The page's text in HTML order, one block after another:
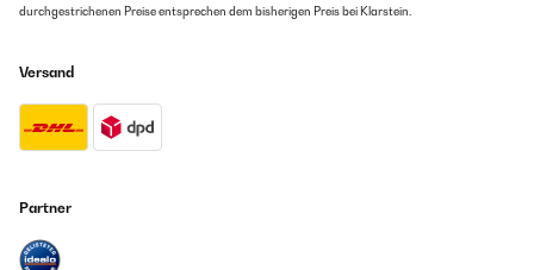
durchgestrichenen Preise entsprechen dem bisherigen Preis bei Klarstein.
Versand
Partner